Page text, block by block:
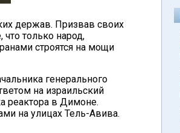
держав. Призвав своих
только народ,
строятся на мощи
генерального
на израильский
реактора в Димоне.
на улицах Тель-Авива.